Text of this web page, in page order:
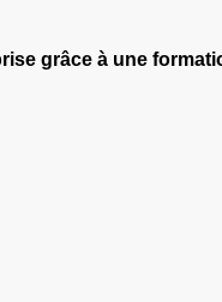
grâce à une